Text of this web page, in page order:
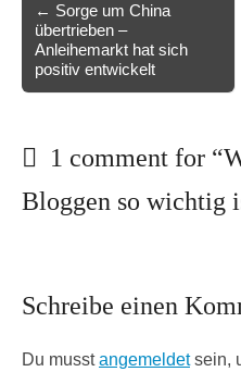
navigation
← Sorge um China
übertrieben –
Anleihemarkt hat sich
positiv entwickelt
1 comment for “
Bloggen so wichtig
Schreibe einen
Du musstangemeldetsein,